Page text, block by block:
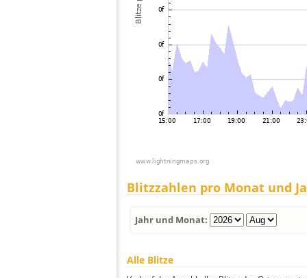
Blitzzahlen pro Monat und
Jahr und Monat:
Alle Blitze